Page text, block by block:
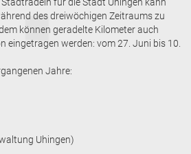
des dreiwöchigen Zeitraums zu
können geradelte Kilometer auch
eingetragen werden: vom 27. Juni bis 10.
Jahre:
Uhingen)